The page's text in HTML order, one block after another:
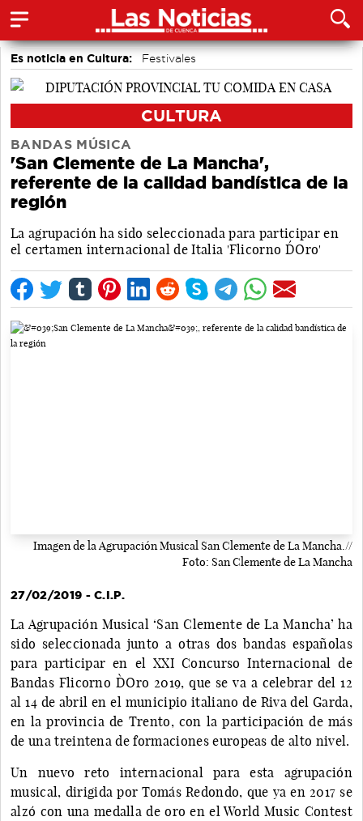
Es noticia en Cultura:
Festivales
Actividades culturales en Cuenca
CULTURA
BANDAS MÚSICA
'San Clemente de La Mancha',
referente de la calidad bandística de la
región
La agrupación ha sido seleccionada para participar en
el certamen internacional de Italia 'Flicorno D´Oro'
Imagen de la Agrupación Musical San Clemente de La Mancha.//
Foto: San Clemente de La Mancha
27/02/2019 - C.I.P.
La Agrupación Musical ‘San Clemente de La Mancha’ ha
sido seleccionada junto a otras dos bandas españolas
para participar en el XXI Concurso Internacional de
Bandas Flicorno D`Oro 2019, que se va a celebrar del 12
al 14 de abril en el municipio italiano de Riva del Garda,
en la provincia de Trento, con la participación de más
de una treintena de formaciones europeas de alto nivel.
Un nuevo reto internacional para esta agrupación
musical, dirigida por Tomás Redondo, que ya en 2017 se
alzó con una medalla de oro en el World Music Contest